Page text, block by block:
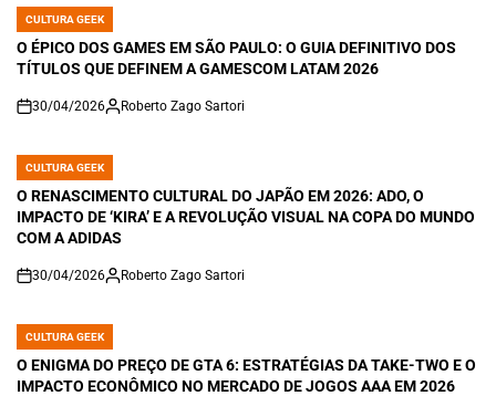
POSTED
IN
CULTURA GEEK
O ÉPICO DOS GAMES EM SÃO PAULO: O GUIA DEFINITIVO DOS
TÍTULOS QUE DEFINEM A GAMESCOM LATAM 2026
on
30/04/2026 Roberto Zago Sartori
POSTED
IN
CULTURA GEEK
O RENASCIMENTO CULTURAL DO JAPÃO EM 2026: ADO, O
IMPACTO DE ‘KIRA’ E A REVOLUÇÃO VISUAL NA COPA DO MUNDO
COM A ADIDAS
on
30/04/2026 Roberto Zago Sartori
POSTED
IN
CULTURA GEEK
O ENIGMA DO PREÇO DE GTA 6: ESTRATÉGIAS DA TAKE-TWO E O
IMPACTO ECONÔMICO NO MERCADO DE JOGOS AAA EM 2026